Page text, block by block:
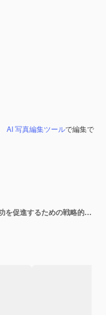
AI 写真編集ツールで編集で
グローバル市場と国際接続における成功を促進するための戦略的ネットワーク構築